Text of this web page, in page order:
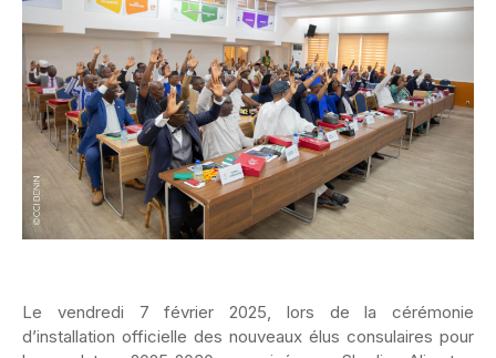
Le vendredi 7 février 2025, lors de la cérémonie
d’installation officielle des nouveaux élus consulaires pour